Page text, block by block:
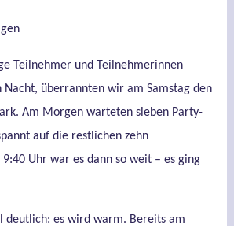
Teilnehmer und Teilnehmerinnen
Nacht, überrannten wir am Samstag den
Am Morgen warteten sieben Party-
auf die restlichen zehn
Uhr war es dann so weit – es ging
deutlich: es wird warm. Bereits am